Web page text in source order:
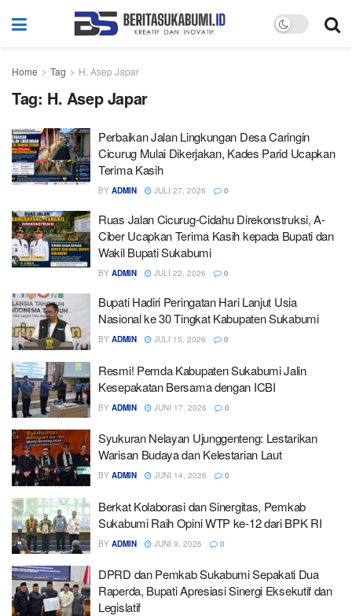
Home Tag H. Asep Japar
Tag: H. Asep Japar
Perbaikan Jalan Lingkungan Desa Caringin
Cicurug Mulai Dikerjakan, Kades Parid Ucapkan
Terima Kasih
BY ADMIN JULI 27, 2026 0
Ruas Jalan Cicurug-Cidahu Direkonstruksi, A-
Ciber Ucapkan Terima Kasih kepada Bupati dan
Wakil Bupati Sukabumi
BY ADMIN JULI 22, 2026 0
Bupati Hadiri Peringatan Hari Lanjut Usia
Nasional ke 30 Tingkat Kabupaten Sukabumi
BY ADMIN JULI 15, 2026 0
Resmi! Pemda Kabupaten Sukabumi Jalin
Kesepakatan Bersama dengan ICBI
BY ADMIN JUNI 17, 2026 0
Syukuran Nelayan Ujunggenteng: Lestarikan
Warisan Budaya dan Kelestarian Laut
BY ADMIN JUNI 14, 2026 0
Berkat Kolaborasi dan Sinergitas, Pemkab
Sukabumi Raih Opini WTP ke-12 dari BPK RI
BY ADMIN JUNI 9, 2026 0
DPRD dan Pemkab Sukabumi Sepakati Dua
Raperda, Bupati Apresiasi Sinergi Eksekutif dan
Legislatif